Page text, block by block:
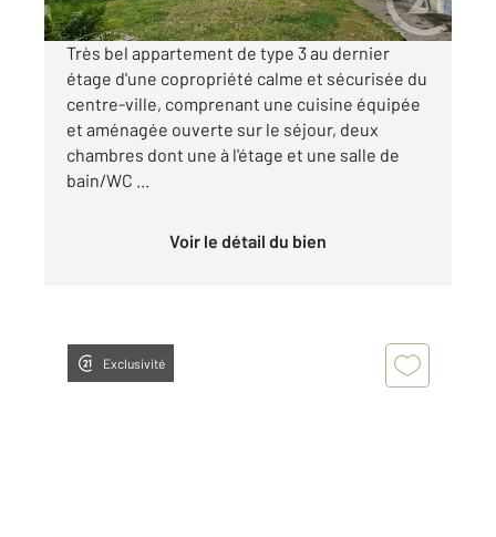
Très bel appartement de type 3 au dernier
étage d'une copropriété calme et sécurisée du
centre-ville, comprenant une cuisine équipée
et aménagée ouverte sur le séjour, deux
chambres dont une à l'étage et une salle de
bain/WC ...
Voir le détail du bien
Exclusivité